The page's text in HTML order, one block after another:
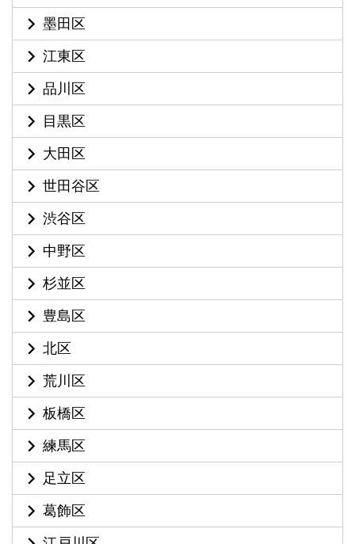
墨田区
江東区
品川区
目黒区
大田区
世田谷区
渋谷区
中野区
杉並区
豊島区
北区
荒川区
板橋区
練馬区
足立区
葛飾区